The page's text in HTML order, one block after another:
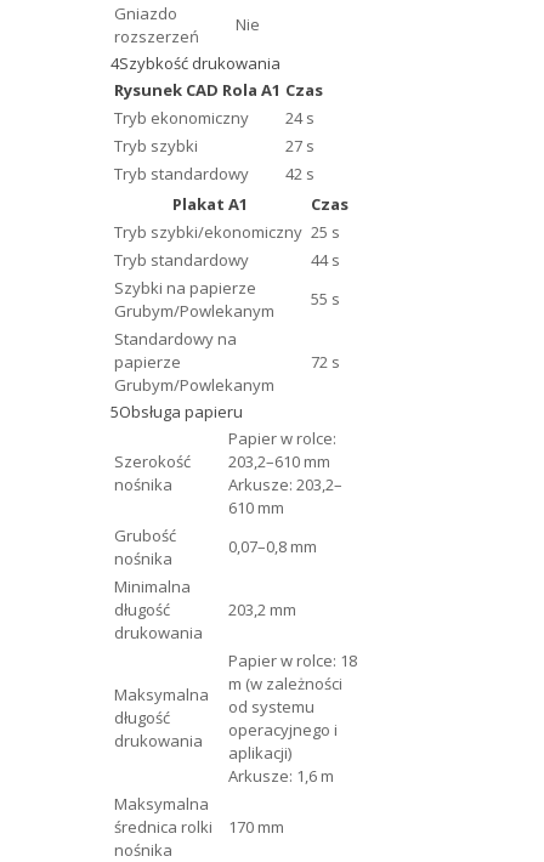
Gniazdo
rozszerzeń
Nie
4Szybkość drukowania
Rysunek CAD Rola A1 Czas
Tryb ekonomiczny
24 s
Tryb szybki
27 s
Tryb standardowy
42 s
Plakat A1
Czas
Tryb szybki/ekonomiczny 25 s
Tryb standardowy
44 s
Szybki na papierze
Grubym/Powlekanym
55 s
Standardowy na
papierze
Grubym/Powlekanym
72 s
5Obsługa papieru
Szerokość
nośnika
Papier w rolce:
203,2–610 mm
Arkusze: 203,2–
610 mm
Grubość
nośnika
0,07–0,8 mm
Minimalna
długość
drukowania
203,2 mm
Maksymalna
długość
drukowania
Papier w rolce: 18
m (w zależności
od systemu
operacyjnego i
aplikacji)
Arkusze: 1,6 m
Maksymalna
średnica rolki
nośnika
170 mm